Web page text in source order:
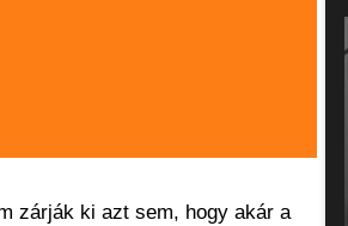
zárják ki azt sem, hogy akár a